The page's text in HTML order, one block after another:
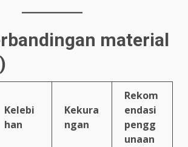
material
Kelebi
han
Kekura
ngan
Rekom
endasi
pengg
unaan